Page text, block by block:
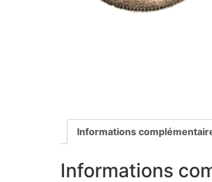
Informations
Informations